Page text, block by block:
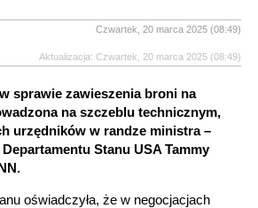
Czwartek, 20 marca 2025 (08:49)
Aktualizacja: Czwartek, 20 marca 2025 (08:49)
sprawie zawieszenia broni na
na szczeblu technicznym,
urzędników w randze ministra –
Stanu USA Tammy
oświadczyła, że w negocjacjach